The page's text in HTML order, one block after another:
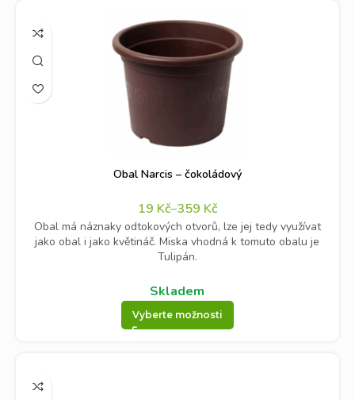
Obal Narcis – čokoládový
19 Kč–359 Kč
Obal má náznaky odtokových otvorů, lze jej tedy využívat
jako obal i jako květináč. Miska vhodná k tomuto obalu je
Tulipán.
Skladem
Vyberte možnosti